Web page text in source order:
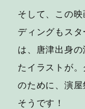
そして、この
ディングもス
は、唐津出身
たイラストが
のために、演
そうです！